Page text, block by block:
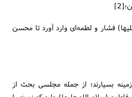
فشار و لطمه‌ای وارد آورد تا محسن
بسیارند؛ از جمله مجلسی بحث از